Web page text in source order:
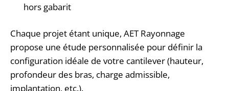
hors gabarit
Chaque projet étant unique, AET Rayonnage
propose une étude personnalisée pour définir la
configuration idéale de votre cantilever (hauteur,
profondeur des bras, charge admissible,
implantation, etc.).